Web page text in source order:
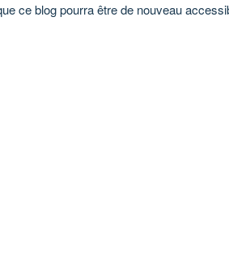
ce blog pourra être de nouveau